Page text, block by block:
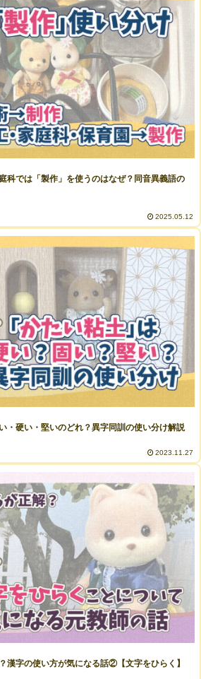
科では「製作」を使うのはなぜ？同音異義語の
2025.05.12
・硬い・堅いのどれ？異字同訓の使い分け解説
2023.11.27
漢字の使い方が気になる話②【文字をひらく】